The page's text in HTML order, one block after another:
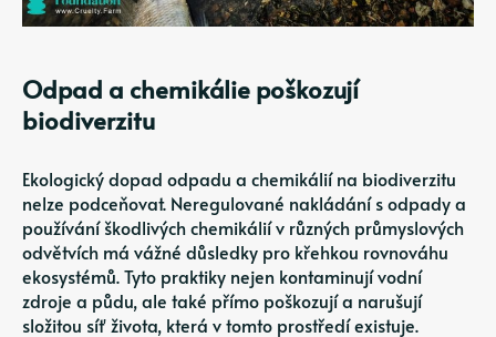
Odpad a chemikálie poškozují
biodiverzitu
Ekologický dopad odpadu a chemikálií na biodiverzitu
nelze podceňovat. Neregulované nakládání s odpady a
používání škodlivých chemikálií v různých průmyslových
odvětvích má vážné důsledky pro křehkou rovnováhu
ekosystémů. Tyto praktiky nejen kontaminují vodní
zdroje a půdu, ale také přímo poškozují a narušují
složitou síť života, která v tomto prostředí existuje.